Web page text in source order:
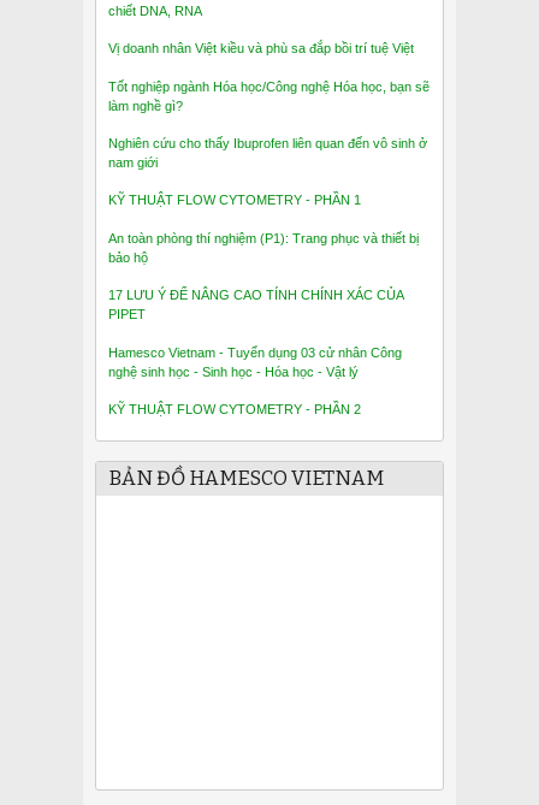
chiết DNA, RNA
Vị doanh nhân Việt kiều và phù sa đắp bồi trí tuệ Việt
Tốt nghiệp ngành Hóa học/Công nghệ Hóa học, bạn sẽ
làm nghề gì?
Nghiên cứu cho thấy Ibuprofen liên quan đến vô sinh ở
nam giới
KỸ THUẬT FLOW CYTOMETRY - PHẦN 1
An toàn phòng thí nghiệm (P1): Trang phục và thiết bị
bảo hộ
17 LƯU Ý ĐỂ NÂNG CAO TÍNH CHÍNH XÁC CỦA
PIPET
Hamesco Vietnam - Tuyển dụng 03 cử nhân Công
nghệ sinh học - Sinh học - Hóa học - Vật lý
KỸ THUẬT FLOW CYTOMETRY - PHẦN 2
BẢN ĐỒ HAMESCO VIETNAM